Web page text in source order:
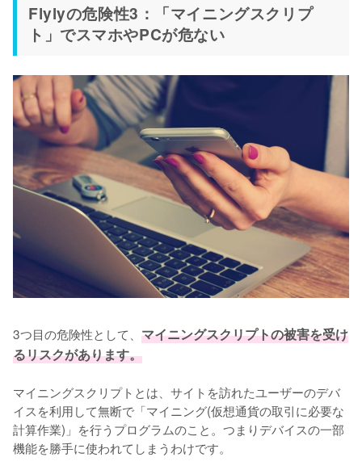
Flylyの危険性3：「マイニングスクリプ
ト」でスマホやPCが危ない
3つ目の危険性として、 マイニングスクリプトの被害を受け
るリスクがあります。
マイニングスクリプトとは、サイトを訪れたユーザーのデバ
イスを利用して無断で「マイニング(仮想通貨の取引に必要な
計算作業)」を行うプログラムのこと。つまりデバイスの一部
機能を勝手に使われてしまうわけです。